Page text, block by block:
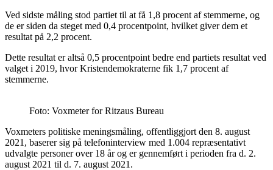
Ved sidste måling stod partiet til at få 1,8 procent af stemmerne, og
de er siden da steget med 0,4 procentpoint, hvilket giver dem et
resultat på 2,2 procent.
Dette resultat er altså 0,5 procentpoint bedre end partiets resultat ved
valget i 2019, hvor Kristendemokraterne fik 1,7 procent af
stemmerne.
Foto: Voxmeter for Ritzaus Bureau
Voxmeters politiske meningsmåling, offentliggjort den 8. august
2021, baserer sig på telefoninterview med 1.004 repræsentativt
udvalgte personer over 18 år og er gennemført i perioden fra d. 2.
august 2021 til d. 7. august 2021.